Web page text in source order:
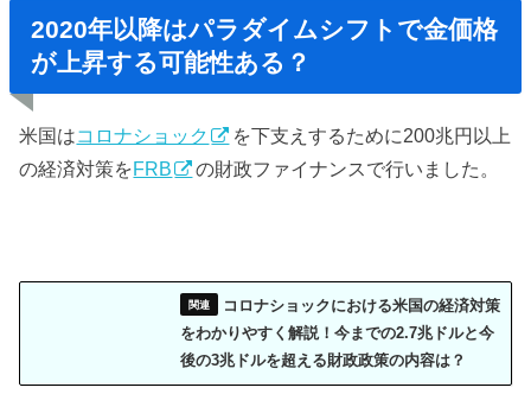
2020年以降はパラダイムシフトで金価格
が上昇する可能性ある？
米国はコロナショック
を下支えするために200兆円以上
の経済対策をFRB の財政ファイナンスで行いました。
コロナショックにおける米国の経済対策
をわかりやすく解説！今までの2.7兆ドルと今
後の3兆ドルを超える財政政策の内容は？